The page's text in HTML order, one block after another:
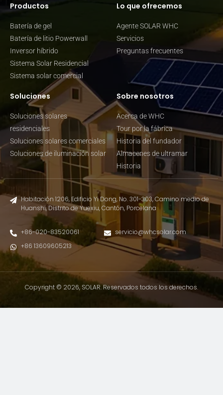
Productos
Batería de gel
Batería de litio Powerwall
Inversor híbrido
Sistema Solar Residencial
Sistema solar comercial
Lo que ofrecemos
Agente SOLAR WHC
Servicios
Preguntas frecuentes
Soluciones
Soluciones solares
residenciales
Soluciones solares comerciales
Soluciones de iluminación solar
Sobre nosotros
Acerca de WHC
Tour por la fábrica
Historia del fundador
Almacenes de ultramar
Historia
Habitación 1206, Edificio Yi Dong, No. 301-303, Camino medio de
Huanshi, Distrito de Yuexiu, Cantón, Porcelana
+86-020-83520061
servicio@whcsolar.com
+86 13609605213
Copyright © 2026, SOLAR. Reservados todos los derechos.